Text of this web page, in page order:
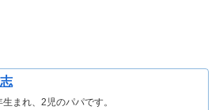
まれ、2児のパパです。